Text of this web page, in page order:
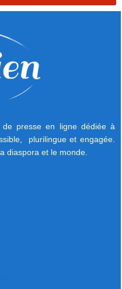
presse en ligne dédiée à
plurilingue et engagée.
diaspora et le monde.